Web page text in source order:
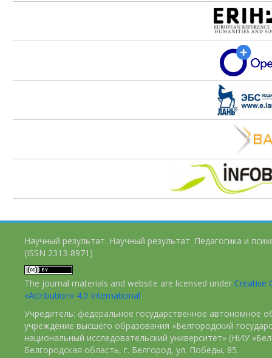
Научный результат. Научный результат. Педагогика и
(ISSN 2313-8971)
The journal materials and website are licensed under Creative
«Attribution» 4.0 International.
Учредитель: федеральное государственное автономное
учреждение высшего образования «Белгородский
национальный исследовательский университет» (НИУ
Белгородская область, г. Белгород, ул. Победы, 85.